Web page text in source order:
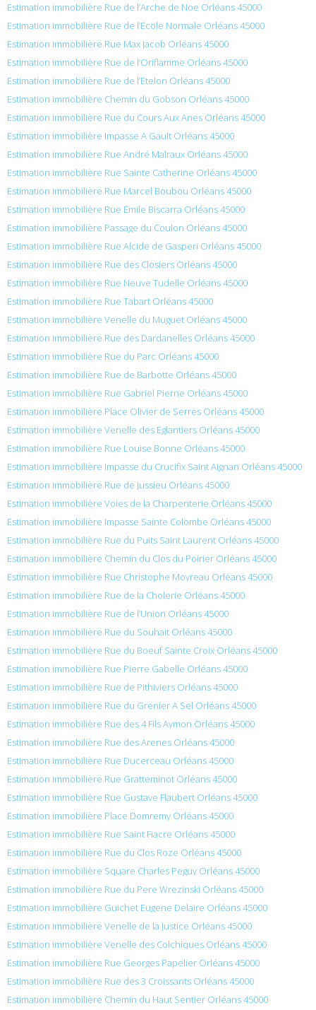
Estimation immobilière Rue de l’Arche de Noe Orléans 45000
Estimation immobilière Rue de l’École Normale Orléans 45000
Estimation immobilière Rue Max Jacob Orléans 45000
Estimation immobilière Rue de l’Oriflamme Orléans 45000
Estimation immobilière Rue de l’Etelon Orléans 45000
Estimation immobilière Chemin du Gobson Orléans 45000
Estimation immobilière Rue du Cours Aux Anes Orléans 45000
Estimation immobilière Impasse A Gault Orléans 45000
Estimation immobilière Rue André Malraux Orléans 45000
Estimation immobilière Rue Sainte Catherine Orléans 45000
Estimation immobilière Rue Marcel Boubou Orléans 45000
Estimation immobilière Rue Émile Biscarra Orléans 45000
Estimation immobilière Passage du Coulon Orléans 45000
Estimation immobilière Rue Alcide de Gasperi Orléans 45000
Estimation immobilière Rue des Closiers Orléans 45000
Estimation immobilière Rue Neuve Tudelle Orléans 45000
Estimation immobilière Rue Tabart Orléans 45000
Estimation immobilière Venelle du Muguet Orléans 45000
Estimation immobilière Rue des Dardanelles Orléans 45000
Estimation immobilière Rue du Parc Orléans 45000
Estimation immobilière Rue de Barbotte Orléans 45000
Estimation immobilière Rue Gabriel Pierne Orléans 45000
Estimation immobilière Place Olivier de Serres Orléans 45000
Estimation immobilière Venelle des Eglantiers Orléans 45000
Estimation immobilière Rue Louise Bonne Orléans 45000
Estimation immobilière Impasse du Crucifix Saint Aignan Orléans 45000
Estimation immobilière Rue de Jussieu Orléans 45000
Estimation immobilière Voies de la Charpenterie Orléans 45000
Estimation immobilière Impasse Sainte Colombe Orléans 45000
Estimation immobilière Rue du Puits Saint Laurent Orléans 45000
Estimation immobilière Chemin du Clos du Poirier Orléans 45000
Estimation immobilière Rue Christophe Moyreau Orléans 45000
Estimation immobilière Rue de la Cholerie Orléans 45000
Estimation immobilière Rue de l’Union Orléans 45000
Estimation immobilière Rue du Souhait Orléans 45000
Estimation immobilière Rue du Boeuf Sainte Croix Orléans 45000
Estimation immobilière Rue Pierre Gabelle Orléans 45000
Estimation immobilière Rue de Pithiviers Orléans 45000
Estimation immobilière Rue du Grenier A Sel Orléans 45000
Estimation immobilière Rue des 4 Fils Aymon Orléans 45000
Estimation immobilière Rue des Arenes Orléans 45000
Estimation immobilière Rue Ducerceau Orléans 45000
Estimation immobilière Rue Gratteminot Orléans 45000
Estimation immobilière Rue Gustave Flaubert Orléans 45000
Estimation immobilière Place Domremy Orléans 45000
Estimation immobilière Rue Saint Fiacre Orléans 45000
Estimation immobilière Rue du Clos Roze Orléans 45000
Estimation immobilière Square Charles Peguy Orléans 45000
Estimation immobilière Rue du Pere Wrezinski Orléans 45000
Estimation immobilière Guichet Eugene Delaire Orléans 45000
Estimation immobilière Venelle de la Justice Orléans 45000
Estimation immobilière Venelle des Colchiques Orléans 45000
Estimation immobilière Rue Georges Papelier Orléans 45000
Estimation immobilière Rue des 3 Croissants Orléans 45000
Estimation immobilière Chemin du Haut Sentier Orléans 45000